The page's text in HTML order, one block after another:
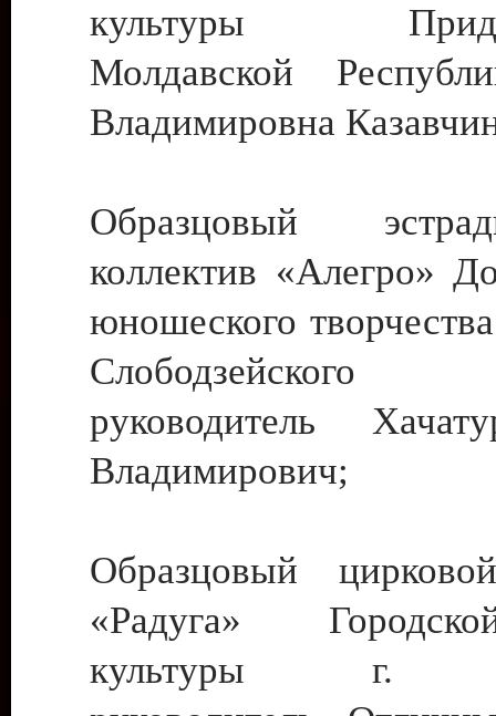
культуры
Молдавской
Владимировна
Образцовый
коллектив «Алегро»
юношеского
руководитель
Владимирович;
Образцовый
«Радуга»
культуры г.